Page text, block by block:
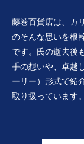
藤巻百貨店は、カ
のそんな思いを根
です。氏の逝去後
手の想いや、卓越
ーリー）形式で紹
取り扱っています。